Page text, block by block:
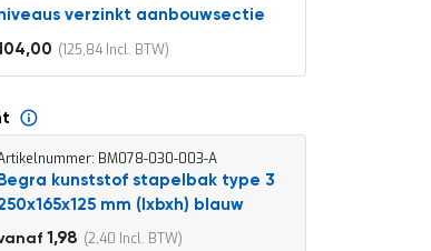
verzinkt aanbouwsectie
Vanaf
125,84
BM078-030-003-A
Begra kunststof stapelbak type 3
mm (lxbxh) blauw
1,98 2,40